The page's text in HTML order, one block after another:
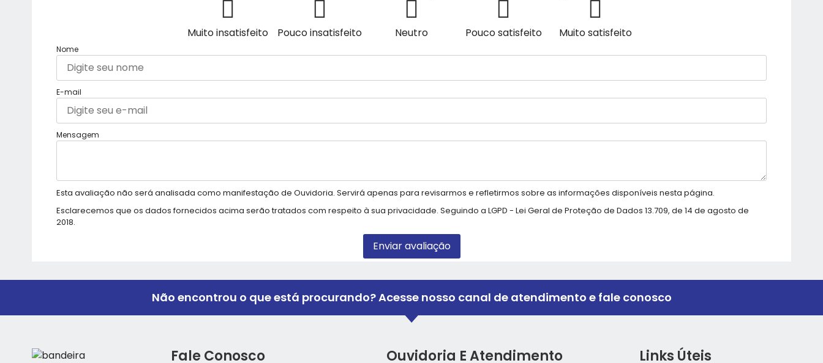
Muito insatisfeito Pouco insatisfeito Neutro Pouco satisfeito Muito satisfeito
Nome
E-mail
Mensagem
Esta avaliação não será analisada como manifestação de Ouvidoria. Servirá apenas para revisarmos e refletirmos sobre as informações disponíveis nesta página.
Esclarecemos que os dados fornecidos acima serão tratados com respeito à sua privacidade. Seguindo a LGPD - Lei Geral de Proteção de Dados 13.709, de 14 de agosto de
2018.
Enviar avaliação
Não encontrou o que está procurando? Acesse nosso canal de atendimento e fale conosco
Fale Conosco Ouvidoria E Atendimento Links Úteis